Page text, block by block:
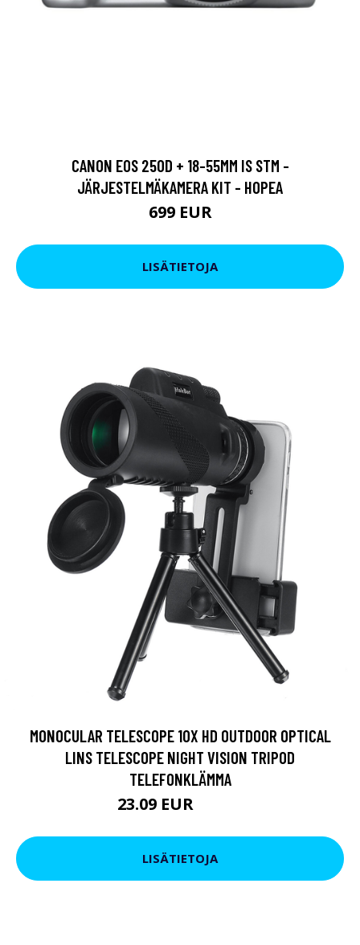
CANON EOS 250D + 18-55MM IS STM -
JÄRJESTELMÄKAMERA KIT - HOPEA
699 EUR
LISÄTIETOJA
MONOCULAR TELESCOPE 10X HD OUTDOOR OPTICAL
LINS TELESCOPE NIGHT VISION TRIPOD
TELEFONKLÄMMA
23.09 EUR
LISÄTIETOJA